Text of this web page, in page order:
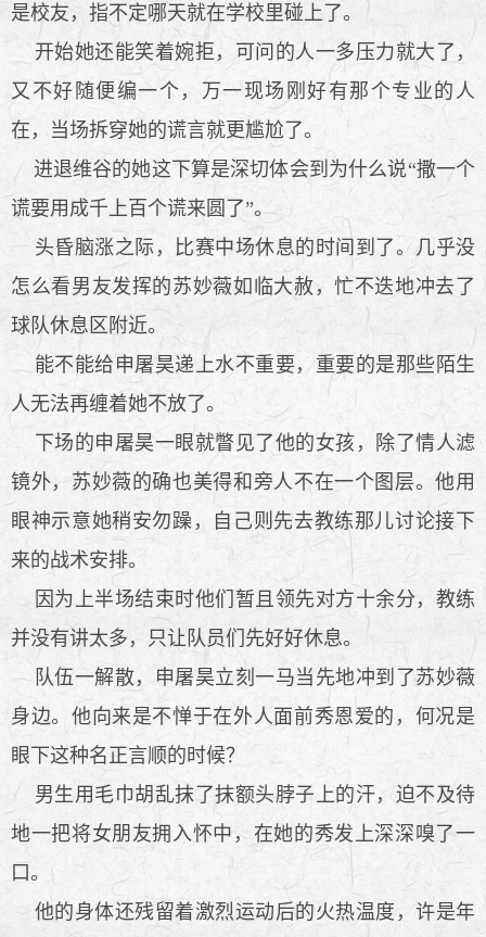
是校友，指不定哪天就在学校里碰上了。
开始她还能笑着婉拒，可问的人一多压力就大了，
又不好随便编一个，万一现场刚好有那个专业的人
在，当场拆穿她的谎言就更尴尬了。
进退维谷的她这下算是深切体会到为什么说“撒一个
谎要用成千上百个谎来圆了”。
头昏脑涨之际，比赛中场休息的时间到了。几乎没
怎么看男友发挥的苏妙薇如临大赦，忙不迭地冲去了
球队休息区附近。
能不能给申屠昊递上水不重要，重要的是那些陌生
人无法再缠着她不放了。
下场的申屠昊一眼就瞥见了他的女孩，除了情人滤
镜外，苏妙薇的确也美得和旁人不在一个图层。他用
眼神示意她稍安勿躁，自己则先去教练那儿讨论接下
来的战术安排。
因为上半场结束时他们暂且领先对方十余分，教练
并没有讲太多，只让队员们先好好休息。
队伍一解散，申屠昊立刻一马当先地冲到了苏妙薇
身边。他向来是不惮于在外人面前秀恩爱的，何况是
眼下这种名正言顺的时候？
男生用毛巾胡乱抹了抹额头脖子上的汗，迫不及待
地一把将女朋友拥入怀中，在她的秀发上深深嗅了一
口。
他的身体还残留着激烈运动后的火热温度，许是年